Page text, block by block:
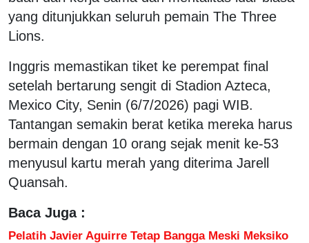
yang ditunjukkan seluruh pemain The Three
Lions.
Inggris memastikan tiket ke perempat final
setelah bertarung sengit di Stadion Azteca,
Mexico City, Senin (6/7/2026) pagi WIB.
Tantangan semakin berat ketika mereka harus
bermain dengan 10 orang sejak menit ke-53
menyusul kartu merah yang diterima Jarell
Quansah.
Baca Juga :
Pelatih Javier Aguirre Tetap Bangga Meski Meksiko